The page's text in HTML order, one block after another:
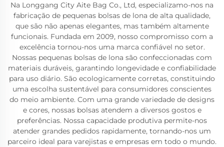
Na Longgang City Aite Bag Co., Ltd, especializamo-nos na
fabricação de pequenas bolsas de lona de alta qualidade,
que são não apenas elegantes, mas também altamente
funcionais. Fundada em 2009, nosso compromisso com a
excelência tornou-nos uma marca confiável no setor.
Nossas pequenas bolsas de lona são confeccionadas com
materiais duráveis, garantindo longevidade e confiabilidade
para uso diário. São ecologicamente corretas, constituindo
uma escolha sustentável para consumidores conscientes
do meio ambiente. Com uma grande variedade de designs
e cores, nossas bolsas atendem a diversos gostos e
preferências. Nossa capacidade produtiva permite-nos
atender grandes pedidos rapidamente, tornando-nos um
parceiro ideal para varejistas e empresas em todo o mundo.